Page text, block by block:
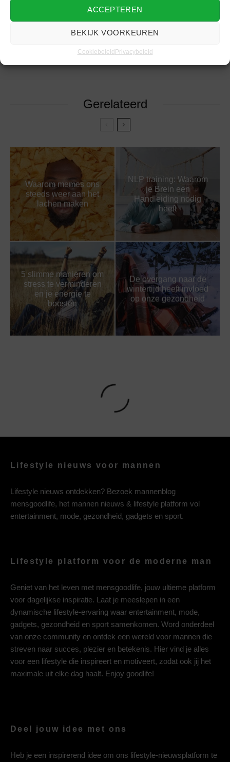
ACCEPTEREN
BEKIJK VOORKEUREN
CookiebeleidPrivacybeleid
Gerelateerd
Waarom memes ons
steeds weer aan het
lachen maken
NLP training: Waarom
je Brein een
Handleiding nodig
heeft
5 slimme manieren om
stress te verminderen
en je energie te
boosten
De overgang naar de
wintertijd heeft invloed
op onze gezondheid
Lifestyle nieuws voor mannen
Lifestyle nieuws ontdekken? Bezoek mannenblog
mensgoodlife, het mannen nieuws & lifestyle platform vol
entertainment, mode, gezondheid, gadgets en sport.
Lifestyle platform voor de moderne man
Geniet van het leven met mensgoodlife, jouw ultieme platform
voor dagelijkse inspiratie. Laat je meeslepen in een
dynamische lifestyle-ervaring waar entertainment, mode,
gadgets, gezondheid en sport samenkomen. Word onderdeel
van onze community en ontdek een wereld voor mannen die
streven naar succes, plezier en betekenis. Hier vind je alles
voor een lifestyle die inspireert en motiveert, zodat ook jij het
maximale uit elke dag haalt. Enjoy goodlife!
Deel jouw idee met ons
Heb je een inspirerend idee om ons lifestyle-nieuwsplatform te